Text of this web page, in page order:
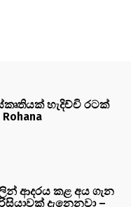
හැදිච්චි රටක්
ආදරය කළ අය ගැන
දැනෙනවා –